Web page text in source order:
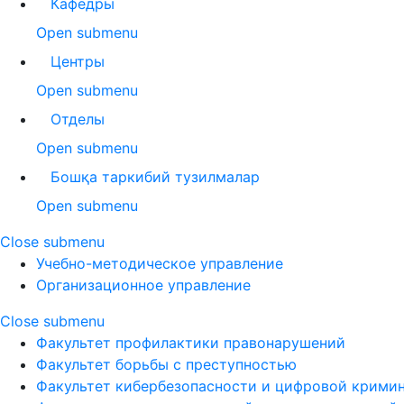
Кафедры
Open submenu
Центры
Open submenu
Отделы
Open submenu
Бошқа таркибий тузилмалар
Open submenu
Close submenu
Учебно-методическое управление
Организационное управление
Close submenu
Факультет профилактики правонарушений
Факультет борьбы с преступностью
Факультет кибербезопасности и цифровой